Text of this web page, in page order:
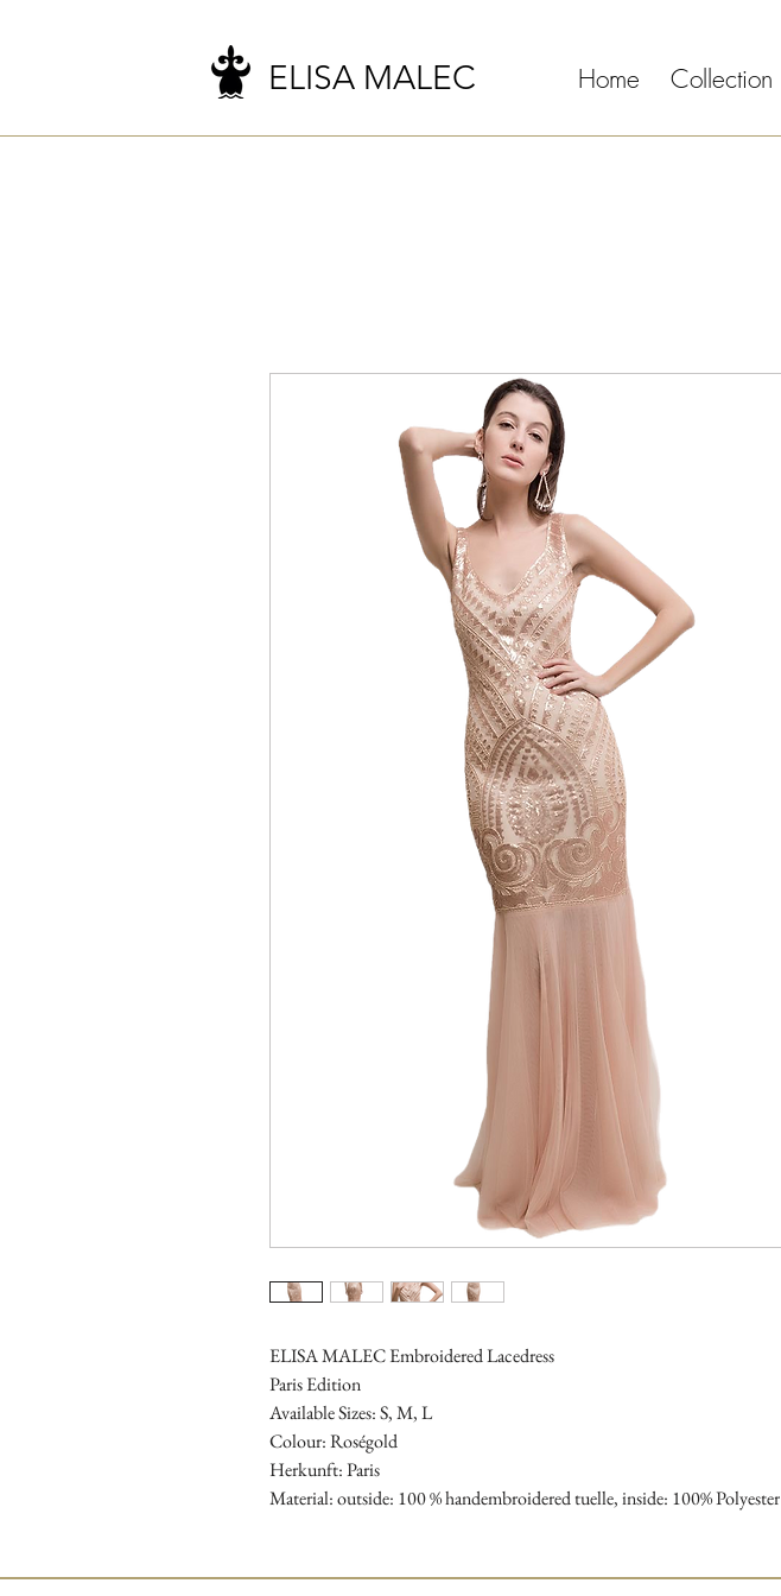
ELISA MALEC Home Collection
ELISA MALEC Embroidered Lacedress
Paris Edition
Available Sizes: S, M, L
Colour: Roségold
Herkunft: Paris
Material: outside: 100 % handembroidered tuelle, inside: 100% Polyester